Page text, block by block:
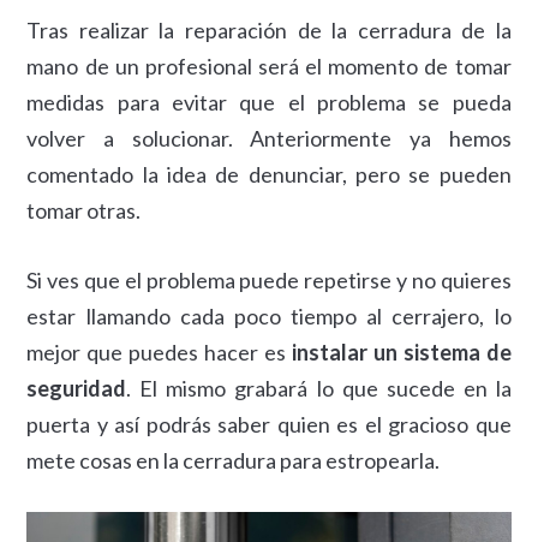
Tras realizar la reparación de la cerradura de la
mano de un profesional será el momento de tomar
medidas para evitar que el problema se pueda
volver a solucionar. Anteriormente ya hemos
comentado la idea de denunciar, pero se pueden
tomar otras.
Si ves que el problema puede repetirse y no quieres
estar llamando cada poco tiempo al cerrajero, lo
mejor que puedes hacer es instalar un sistema de
seguridad. El mismo grabará lo que sucede en la
puerta y así podrás saber quien es el gracioso que
mete cosas en la cerradura para estropearla.